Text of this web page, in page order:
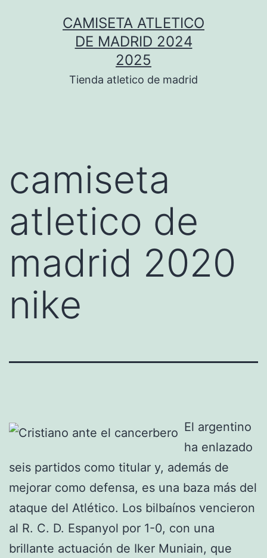
CAMISETA ATLETICO
DE MADRID 2024
2025
Tienda atletico de madrid
camiseta
atletico de
madrid 2020
nike
El argentino
ha enlazado
seis partidos como titular y, además de
mejorar como defensa, es una baza más del
ataque del Atlético. Los bilbaínos vencieron
al R. C. D. Espanyol por 1-0, con una
brillante actuación de Iker Muniain, que